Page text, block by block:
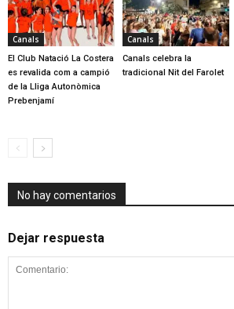
Canals
El Club Natació La Costera
es revalida com a campió
de la Lliga Autonòmica
Prebenjamí
Canals
Canals celebra la
tradicional Nit del Farolet
No hay comentarios
Dejar respuesta